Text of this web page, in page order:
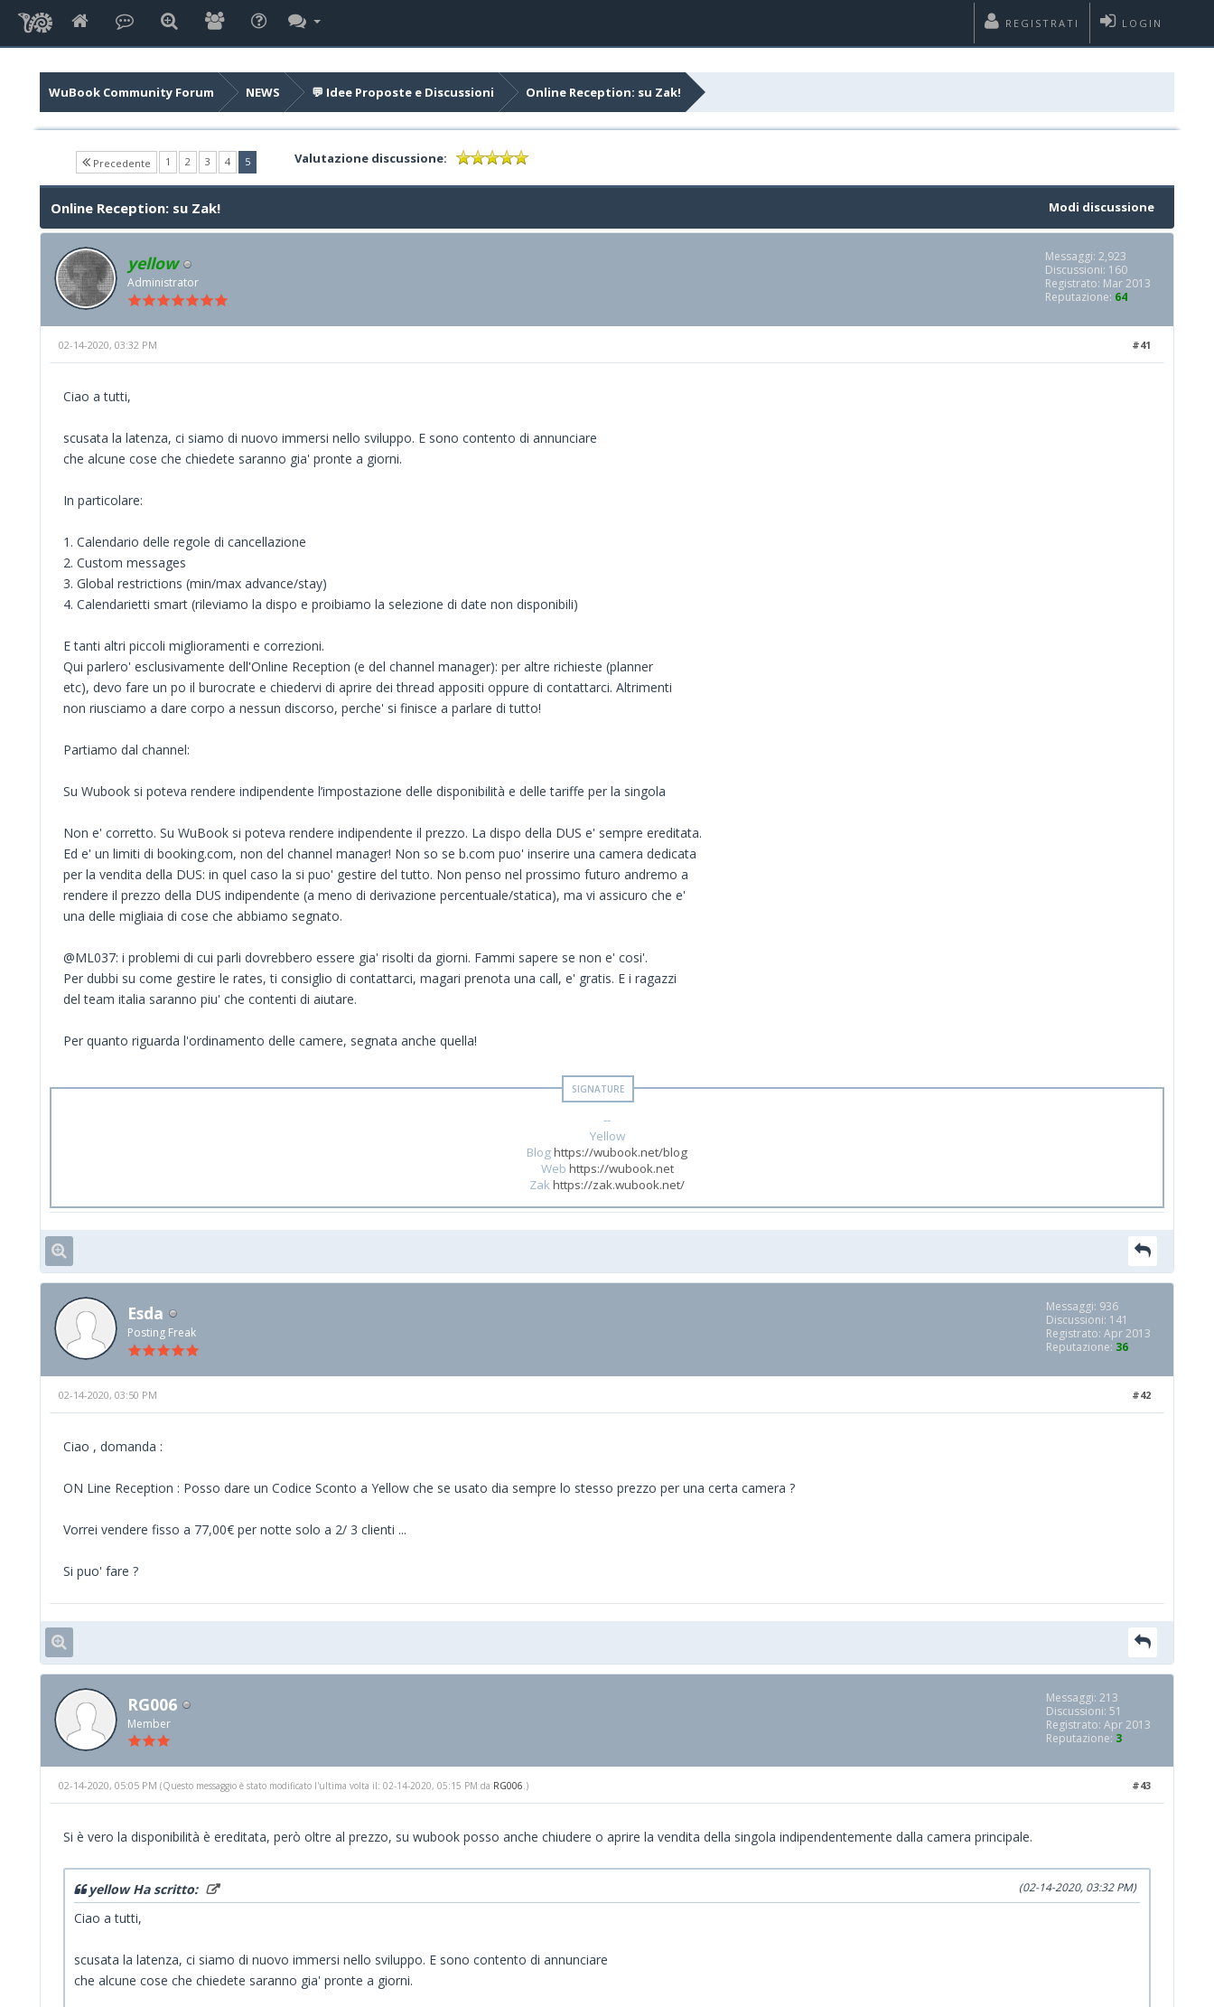
LOGIN
REGISTRATI
WuBook Community Forum NEWS 💬 Idee Proposte e Discussioni Online Reception: su Zak!
Precedente 1 2 3 4 5(current) Valutazione discussione:
Modi discussione
Online Reception: su Zak!
yellow
Administrator
Messaggi: 2,923
Discussioni: 160
Registrato: Mar 2013
Reputazione: 64
#41
02-14-2020, 03:32 PM
Ciao a tutti,
scusata la latenza, ci siamo di nuovo immersi nello sviluppo. E sono contento di annunciare
che alcune cose che chiedete saranno gia' pronte a giorni.
In particolare:
1. Calendario delle regole di cancellazione
2. Custom messages
3. Global restrictions (min/max advance/stay)
4. Calendarietti smart (rileviamo la dispo e proibiamo la selezione di date non disponibili)
E tanti altri piccoli miglioramenti e correzioni.
Qui parlero' esclusivamente dell'Online Reception (e del channel manager): per altre richieste (planner
etc), devo fare un po il burocrate e chiedervi di aprire dei thread appositi oppure di contattarci. Altrimenti
non riusciamo a dare corpo a nessun discorso, perche' si finisce a parlare di tutto!
Partiamo dal channel:
Su Wubook si poteva rendere indipendente l’impostazione delle disponibilità e delle tariffe per la singola
Non e' corretto. Su WuBook si poteva rendere indipendente il prezzo. La dispo della DUS e' sempre ereditata.
Ed e' un limiti di booking.com, non del channel manager! Non so se b.com puo' inserire una camera dedicata
per la vendita della DUS: in quel caso la si puo' gestire del tutto. Non penso nel prossimo futuro andremo a
rendere il prezzo della DUS indipendente (a meno di derivazione percentuale/statica), ma vi assicuro che e'
una delle migliaia di cose che abbiamo segnato.
@ML037: i problemi di cui parli dovrebbero essere gia' risolti da giorni. Fammi sapere se non e' cosi'.
Per dubbi su come gestire le rates, ti consiglio di contattarci, magari prenota una call, e' gratis. E i ragazzi
del team italia saranno piu' che contenti di aiutare.
Per quanto riguarda l'ordinamento delle camere, segnata anche quella!
--
Yellow
Bloghttps://wubook.net/blog
Web https://wubook.net
Zakhttps://zak.wubook.net/
Esda
Posting Freak
Messaggi: 936
Discussioni: 141
Registrato: Apr 2013
Reputazione: 36
#42
02-14-2020, 03:50 PM
Ciao , domanda :
ON Line Reception : Posso dare un Codice Sconto a Yellow che se usato dia sempre lo stesso prezzo per una certa camera ?
Vorrei vendere fisso a 77,00€ per notte solo a 2/ 3 clienti ...
Si puo' fare ?
RG006
Member
Messaggi: 213
Discussioni: 51
Registrato: Apr 2013
Reputazione: 3
#43
02-14-2020, 05:05 PM (Questo messaggio è stato modificato l'ultima volta il: 02-14-2020, 05:15 PM da RG006.)
Si è vero la disponibilità è ereditata, però oltre al prezzo, su wubook posso anche chiudere o aprire la vendita della singola indipendentemente dalla camera principale.
(02-14-2020, 03:32 PM)
yellow Ha scritto:
Ciao a tutti,
scusata la latenza, ci siamo di nuovo immersi nello sviluppo. E sono contento di annunciare
che alcune cose che chiedete saranno gia' pronte a giorni.